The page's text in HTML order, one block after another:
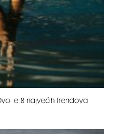
je 8 najvećih trendova